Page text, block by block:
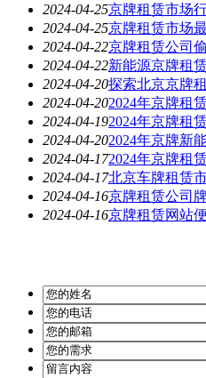
2024-04-25京牌租赁市场
2024-04-25京牌租赁市场
2024-04-22京牌租赁公司
2024-04-22新能源京牌租
2024-04-20探索北京京牌
2024-04-202024年京牌租
2024-04-192024年京牌租
2024-04-202024年京牌新
2024-04-172024年京牌租
2024-04-17北京车牌租赁
2024-04-16京牌租赁公司
2024-04-16京牌租赁网站